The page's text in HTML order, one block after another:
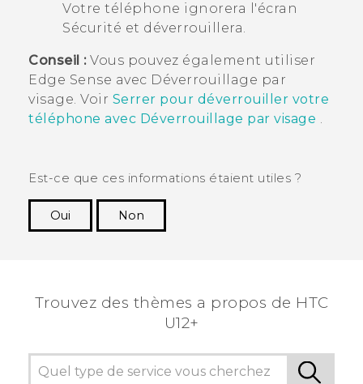
Votre téléphone ignorera l'écran
Sécurité et déverrouillera.
Conseil :Vous pouvez également utiliser
Edge Sense avec Déverrouillage par
visage. Voir Serrer pour déverrouiller votre
téléphone avec Déverrouillage par visage .
Est-ce que ces informations étaient utiles ?
Oui
Non
Trouvez des thèmes a propos de HTC
U12+